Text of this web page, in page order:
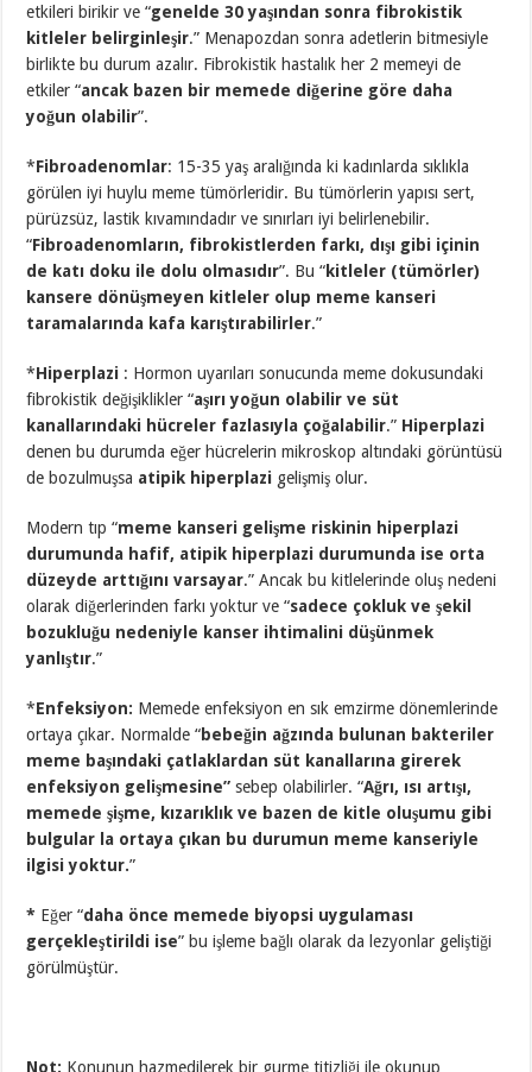
etkileri birikir ve “genelde 30 yaşından sonra fibrokistik
kitleler belirginleşir.” Menapozdan sonra adetlerin bitmesiyle
birlikte bu durum azalır. Fibrokistik hastalık her 2 memeyi de
etkiler “ancak bazen bir memede diğerine göre daha
yoğun olabilir”.
*Fibroadenomlar: 15-35 yaş aralığında ki kadınlarda sıklıkla
görülen iyi huylu meme tümörleridir. Bu tümörlerin yapısı sert,
pürüzsüz, lastik kıvamındadır ve sınırları iyi belirlenebilir.
“Fibroadenomların, fibrokistlerden farkı, dışı gibi içinin
de katı doku ile dolu olmasıdır”. Bu “kitleler (tümörler)
kansere dönüşmeyen kitleler olup meme kanseri
taramalarında kafa karıştırabilirler.”
*Hiperplazi : Hormon uyarıları sonucunda meme dokusundaki
fibrokistik değişiklikler “aşırı yoğun olabilir ve süt
kanallarındaki hücreler fazlasıyla çoğalabilir.” Hiperplazi
denen bu durumda eğer hücrelerin mikroskop altındaki görüntüsü
de bozulmuşsa atipik hiperplazi gelişmiş olur.
Modern tıp “meme kanseri gelişme riskinin hiperplazi
durumunda hafif, atipik hiperplazi durumunda ise orta
düzeyde arttığını varsayar.” Ancak bu kitlelerinde oluş nedeni
olarak diğerlerinden farkı yoktur ve “sadece çokluk ve şekil
bozukluğu nedeniyle kanser ihtimalini düşünmek
yanlıştır.”
*Enfeksiyon: Memede enfeksiyon en sık emzirme dönemlerinde
ortaya çıkar. Normalde “bebeğin ağzında bulunan bakteriler
meme başındaki çatlaklardan süt kanallarına girerek
enfeksiyon gelişmesine”sebep olabilirler. “Ağrı, ısı artışı,
memede şişme, kızarıklık ve bazen de kitle oluşumu gibi
bulgular la ortaya çıkan bu durumun meme kanseriyle
ilgisi yoktur.”
* Eğer “daha önce memede biyopsi uygulaması
gerçekleştirildi ise” bu işleme bağlı olarak da lezyonlar geliştiği
görülmüştür.
Not: Konunun hazmedilerek bir gurme titizliği ile okunup